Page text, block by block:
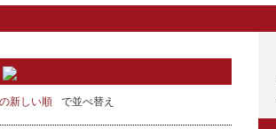
新しい順 で並べ替え